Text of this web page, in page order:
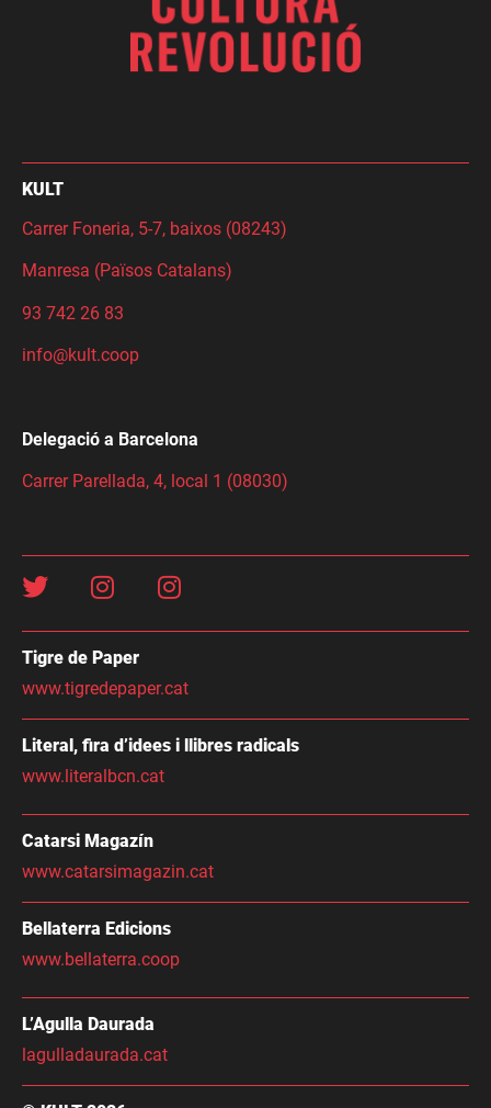
KULT
Carrer Foneria, 5-7, baixos (08243)
Manresa (Països Catalans)
93 742 26 83
info@kult.coop
Delegació a Barcelona
Carrer Parellada, 4, local 1 (08030)
Tigre de Paper
www.tigredepaper.cat
Literal, fira d’idees i llibres radicals
www.literalbcn.cat
Catarsi Magazín
www.catarsimagazin.cat
Bellaterra Edicions
www.bellaterra.coop
L’Agulla Daurada
lagulladaurada.cat